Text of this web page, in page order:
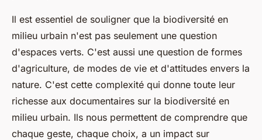
Il est essentiel de souligner que la biodiversité en
milieu urbain n'est pas seulement une question
d'espaces verts. C'est aussi une question de formes
d'agriculture, de modes de vie et d'attitudes envers la
nature. C'est cette complexité qui donne toute leur
richesse aux documentaires sur la biodiversité en
milieu urbain. Ils nous permettent de comprendre que
chaque geste, chaque choix, a un impact sur